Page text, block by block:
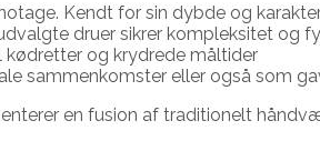
Kendt for sin dybde og
druer sikrer kompleksitet og
kødretter og krydrede måltider
sammenkomster eller også som
en fusion af traditionelt